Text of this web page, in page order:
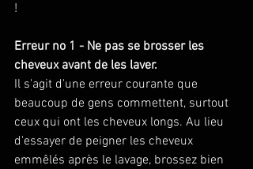
!
Erreur no 1 - Ne pas se brosser les
cheveux avant de les laver.
Il s'agit d'une erreur courante que
beaucoup de gens commettent, surtout
ceux qui ont les cheveux longs. Au lieu
d'essayer de peigner les cheveux
emmêlés après le lavage, brossez bien